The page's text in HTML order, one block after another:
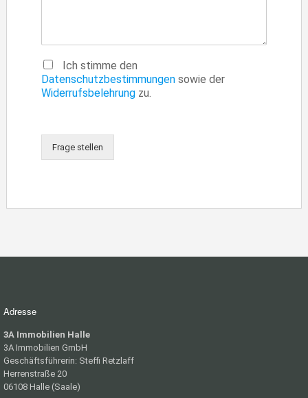
Ich stimme den
Datenschutzbestimmungen sowie der
Widerrufsbelehrung zu.
Frage stellen
Adresse
3A Immobilien Halle
3A Immobilien GmbH
Geschäftsführerin: Steffi Retzlaff
Herrenstraße 20
06108 Halle (Saale)